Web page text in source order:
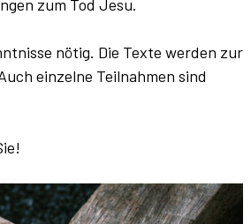
zum Tod Jesu.
nötig. Die Texte werden zur
einzelne Teilnahmen sind